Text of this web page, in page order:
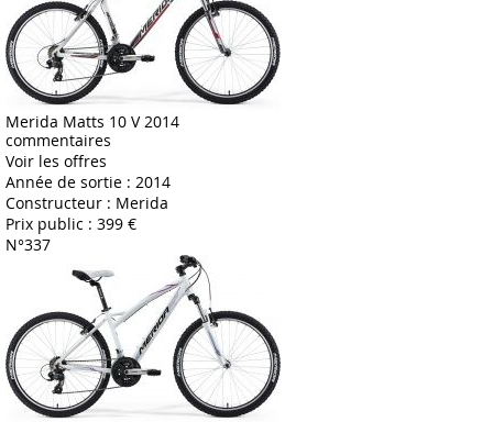
Merida Matts 10 V 2014
commentaires
Voir les offres
Année de sortie : 2014
Constructeur : Merida
Prix public : 399 €
N°337